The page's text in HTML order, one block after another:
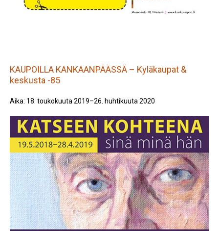
KAUPOILLA KANKAANPÄÄSSÄ – Kyläkaupat &
keskusta -85
Aika: 18. toukokuuta 2019–26. huhtikuuta 2020